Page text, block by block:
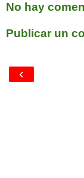
No hay
Publicar un
‹